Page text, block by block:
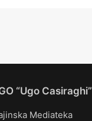
“Ugo Casiraghi”
Mediateka